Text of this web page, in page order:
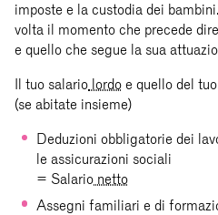
imposte e la custodia dei
volta il momento che precede
e quello che segue la sua
Il tuo salario lordo e quello del
(se abitate insieme)
Deduzioni obbligatorie dei
le assicurazioni sociali
= Salario netto
Assegni familiari e di